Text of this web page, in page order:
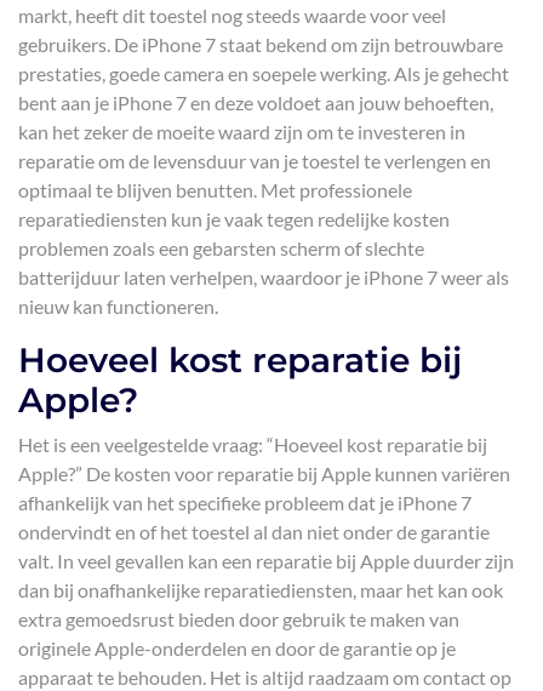
markt, heeft dit toestel nog steeds waarde voor veel
gebruikers. De iPhone 7 staat bekend om zijn betrouwbare
prestaties, goede camera en soepele werking. Als je gehecht
bent aan je iPhone 7 en deze voldoet aan jouw behoeften,
kan het zeker de moeite waard zijn om te investeren in
reparatie om de levensduur van je toestel te verlengen en
optimaal te blijven benutten. Met professionele
reparatiediensten kun je vaak tegen redelijke kosten
problemen zoals een gebarsten scherm of slechte
batterijduur laten verhelpen, waardoor je iPhone 7 weer als
nieuw kan functioneren.
Hoeveel kost reparatie bij
Apple?
Het is een veelgestelde vraag: “Hoeveel kost reparatie bij
Apple?” De kosten voor reparatie bij Apple kunnen variëren
afhankelijk van het specifieke probleem dat je iPhone 7
ondervindt en of het toestel al dan niet onder de garantie
valt. In veel gevallen kan een reparatie bij Apple duurder zijn
dan bij onafhankelijke reparatiediensten, maar het kan ook
extra gemoedsrust bieden door gebruik te maken van
originele Apple-onderdelen en door de garantie op je
apparaat te behouden. Het is altijd raadzaam om contact op